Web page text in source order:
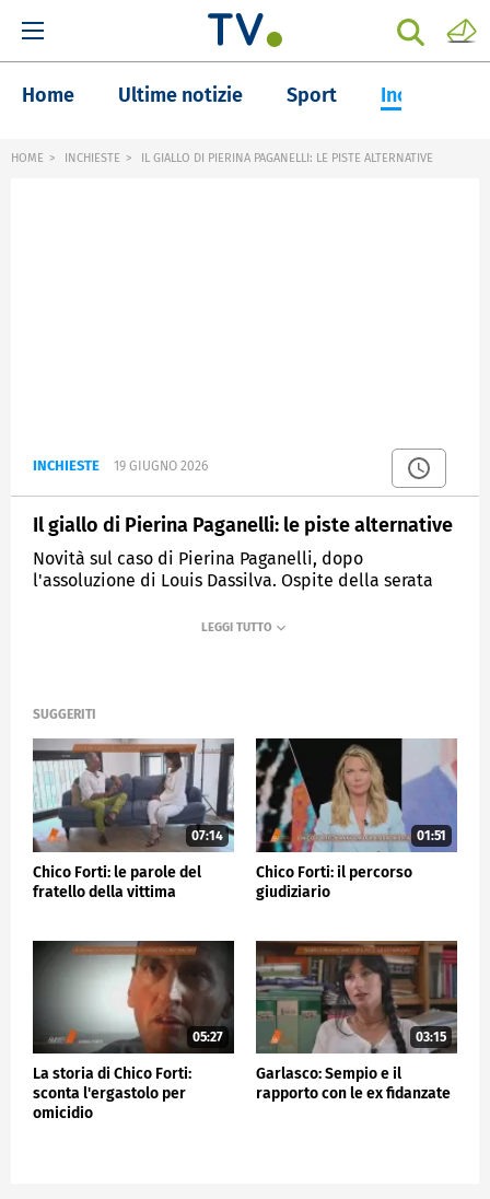
Home Ultime notizie Sport Inchieste
HOME INCHIESTE IL GIALLO DI PIERINA PAGANELLI: LE PISTE ALTERNATIVE
INCHIESTE 19 GIUGNO 2026
Il giallo di Pierina Paganelli: le piste alternative
Novità sul caso di Pierina Paganelli, dopo
l'assoluzione di Louis Dassilva. Ospite della serata
SUGGERITI
07:14
Chico Forti: le parole del
fratello della vittima
01:51
Chico Forti: il percorso
giudiziario
05:27
La storia di Chico Forti:
sconta l'ergastolo per
omicidio
03:15
Garlasco: Sempio e il
rapporto con le ex fidanzate